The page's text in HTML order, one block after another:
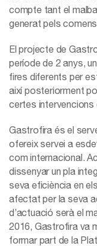
compte tant el
generat pels
El projecte de
període de 2 anys,
fires diferents per
així posteriorment
certes intervencions
Gastrofira és el
ofereix servei a
com internacional.
dissenyar un pla
seva eficiència en
afectat per la seva
d’actuació serà el
2016, Gastrofira va
formar part de la